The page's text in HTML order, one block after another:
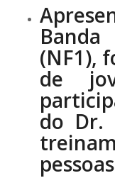
Banda
(NF1),
de
do Dr.